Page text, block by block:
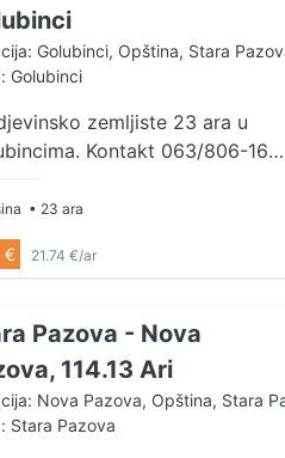
izdati su lokacijski uslovi.
se u zoni porodičnog
sa dozvoljenom
60%. Predstavlja
investicionu priliku za
što je prikazanom na
ali je pogodno i za
namenu s obzirom na to da
za novo porodično
na 9185m2.
provizija 2% Agent:
Nikolić 065/27-10-107
br. 6571)
Golubinci, Opština, Stara
Golubinci
zemljiste 23 ara u
Kontakt 063/806-16-
• 23 ara
€ 21.74 €/ar
Pazova - Nova
114.13 Ari
Nova Pazova, Opština, Stara
Stara Pazova